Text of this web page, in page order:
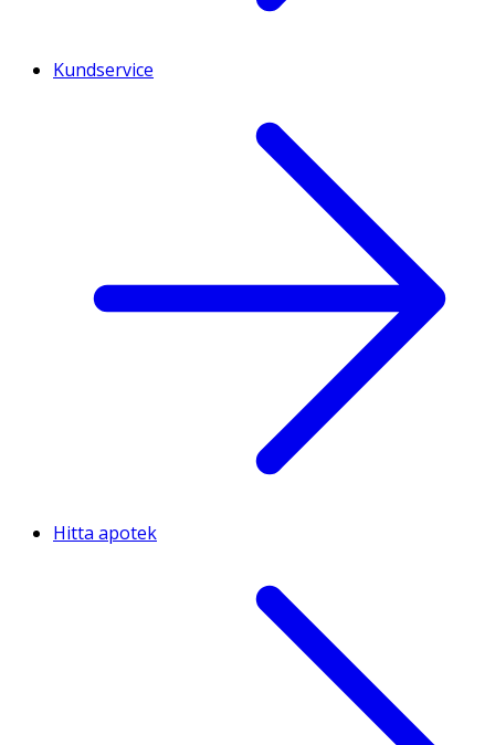
Kundservice
Hitta apotek